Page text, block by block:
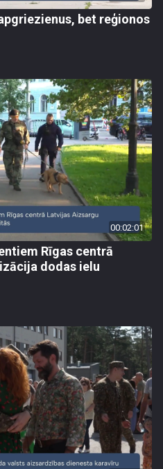
bet reģionos
00:02:01
Rīgas centrā
dodas ielu